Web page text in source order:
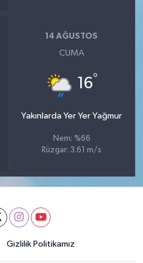
14 AĞUSTOS
CUMA
16°
Yakınlarda Yer Yer Yağmur
Nem: %66
Rüzgar: 3.61 m/s
Gizlilik Politikamız